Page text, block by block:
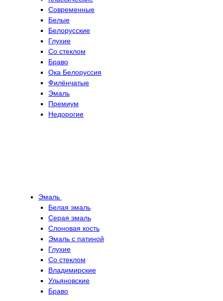
Современные
Белые
Белорусские
Глухие
Со стеклом
Браво
Ока Белоруссия
Филёнчатые
Эмаль
Премиум
Недорогие
Эмаль
Белая эмаль
Серая эмаль
Слоновая кость
Эмаль с патиной
Глухие
Со стеклом
Владимирские
Ульяновские
Браво